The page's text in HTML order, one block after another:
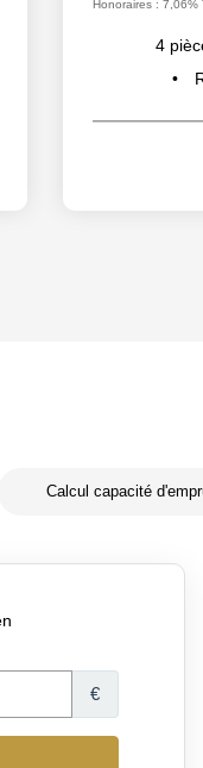
Honoraires :
4
Calcul capacité